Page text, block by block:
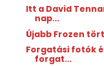
Itt a David
nap...
Újabb Frozen
Forgatási fotók
forgat...